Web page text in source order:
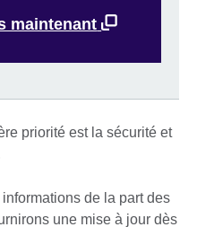
maintenant
priorité est la sécurité et
de la part des
une mise à jour dès